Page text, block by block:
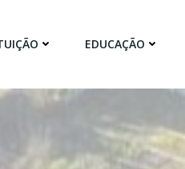
EDUCAÇÃO